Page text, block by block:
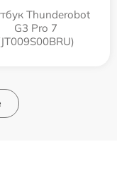
Thunderobot
G3 Pro 7